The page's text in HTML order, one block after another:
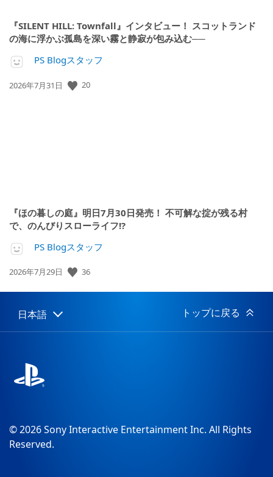
『SILENT HILL: Townfall』インタビュー！ スコットランド
の海に浮かぶ孤島を深い霧と静寂が包み込む──
PS Blogスタッフ
公
2026年7月31日 20
『ほの暮しの庭』明日7月30日発売！ 不可解な掟が残る村
で、のんびりスローライフ!?
PS Blogスタッフ
公
日:
2026年7月29日 36
Select
a
Current
region:
日本語 トップに戻る
© 2026 Sony Interactive Entertainment Inc. All Rights
Reserved.